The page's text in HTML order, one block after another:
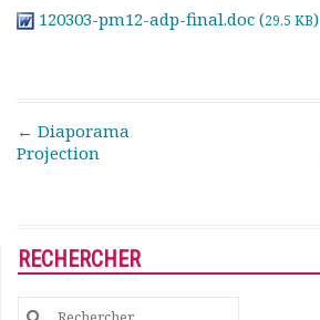
Vie de l’association
Rapports moraux
Rapports financiers
Comité de rédaction
Bulletins Villes en
développement
120303-pm12-adp-final.doc (29.5 KB)
Post navigation
← Diaporama
Projection
RECHERCHER
Search